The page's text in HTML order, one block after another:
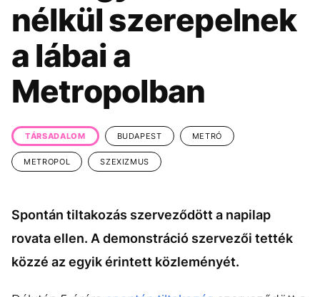
KÖZÉLET
ÉLETMÓD DESIGN
BESZÉLGETÉSEK
VIDEÓ TÖRTÉNETEK
nélkül szerepelnek
a lábai a
Metropolban
TÁRSADALOM BUDAPEST METRÓ
METROPOL SZEXIZMUS
Spontán tiltakozás szerveződött a napilap
rovata ellen. A demonstráció szervezői tették
közzé az egyik érintett közleményét.